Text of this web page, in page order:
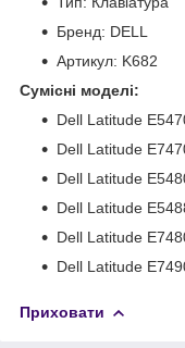
Бренд: DELL
Артикул: K682
Сумісні моделі:
Dell Latitude
Dell Latitude
Dell Latitude
Dell Latitude
Dell Latitude
Dell Latitude
Приховати